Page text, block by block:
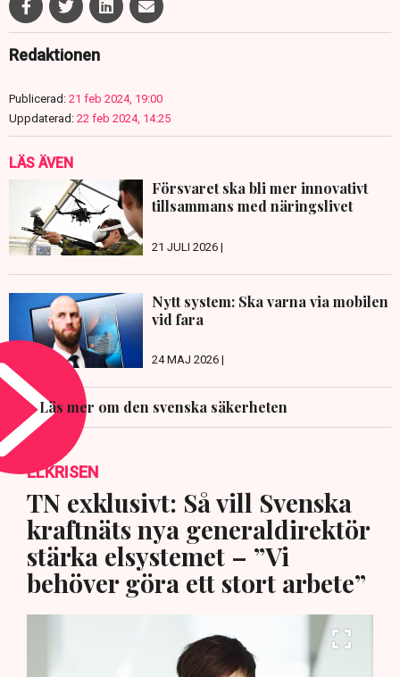
Redaktionen
Publicerad: 21 feb 2024, 19:00
Uppdaterad: 22 feb 2024, 14:25
LÄS ÄVEN
Försvaret ska bli mer innovativt
tillsammans med näringslivet
21 JULI 2026 |
Nytt system: Ska varna via mobilen
vid fara
24 MAJ 2026 |
Läs mer om den svenska säkerheten
ELKRISEN
TN exklusivt: Så vill Svenska
kraftnäts nya generaldirektör
stärka elsystemet – ”Vi
behöver göra ett stort arbete”